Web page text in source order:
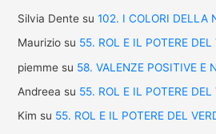
Silvia Dentesu 102. I COLORI DELLA
Mauriziosu 55. ROL E IL POTERE DEL
piemmesu 58. VALENZE POSITIVE E
Andreea su 55. ROL E IL POTERE DEL
Kim su 55. ROL E IL POTERE DEL